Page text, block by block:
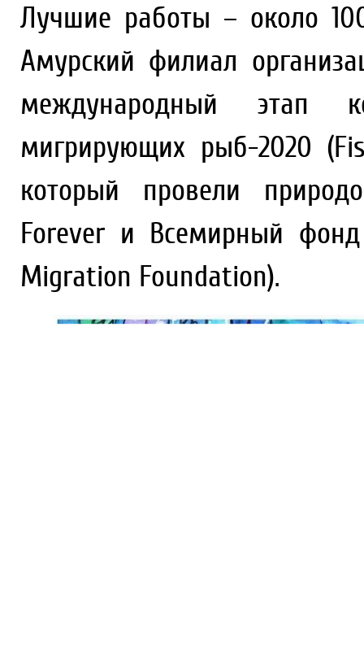
Лучшие работы – около
Амурский филиал
международный этап
мигрирующих рыб-2020
который провели
Forever и Всемирный
Migration Foundation).